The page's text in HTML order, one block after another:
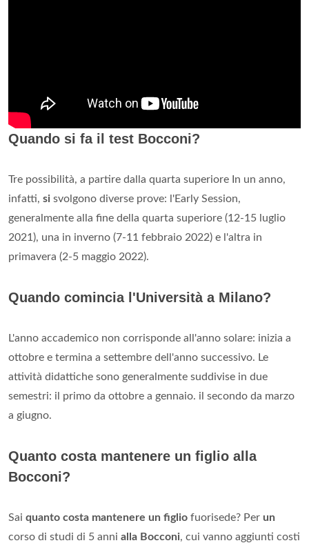
Quando si fa il test Bocconi?
Tre possibilità, a partire dalla quarta superiore In un anno,
infatti, si svolgono diverse prove: l'Early Session,
generalmente alla fine della quarta superiore (12-15 luglio
2021), una in inverno (7-11 febbraio 2022) e l'altra in
primavera (2-5 maggio 2022).
Quando comincia l'Università a Milano?
L'anno accademico non corrisponde all'anno solare: inizia a
ottobre e termina a settembre dell'anno successivo. Le
attività didattiche sono generalmente suddivise in due
semestri: il primo da ottobre a gennaio. il secondo da marzo
a giugno.
Quanto costa mantenere un figlio alla
Bocconi?
Sai quanto costa mantenere un figlio fuorisede? Per un
corso di studi di 5 anni alla Bocconi, cui vanno aggiunti costi